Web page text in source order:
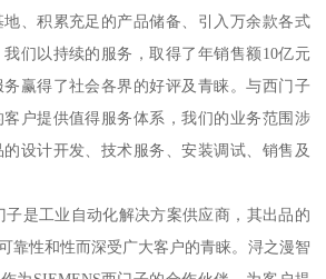
、积累充足的产品储备、引入万余款各式
们以持续的服务，取得了年销售额10亿元
赢得了社会各界的好评及青睐。与西门子
户提供值得服务体系，我们的业务范围涉
设计开发、技术服务、安装调试、销售及
业自动化解决方案供应商，其出品的
靠性和性而深受广大客户的青睐。浔之漫智